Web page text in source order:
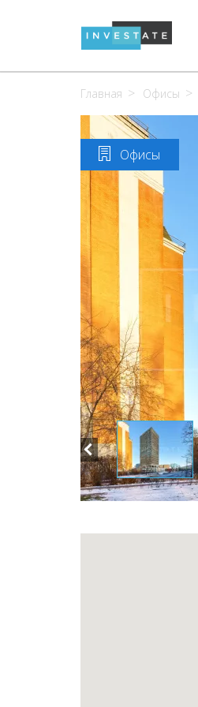
Главная Офисы
Офисы